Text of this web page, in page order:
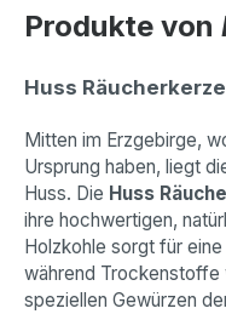
Produkte von
Huss
Mitten im Erzgebirge,
Ursprung haben, liegt
Huss. Die Huss
ihre hochwertigen,
Holzkohle sorgt für
während Trockenstoffe
speziellen Gewürzen